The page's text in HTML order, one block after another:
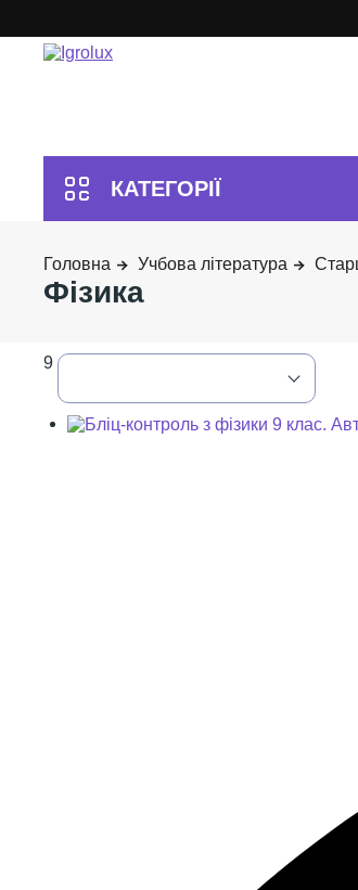
Учбова література
Фізика
9